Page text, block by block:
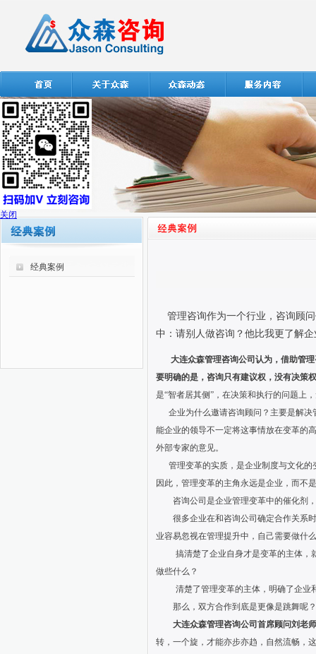
经典案例
管理咨询作为一个行业，咨询顾
中：请别人做咨询？他比我更了解
大连众森管理咨询公司认为，借助管
要明确的是，咨询只有建议权，没有决策
是“智者居其侧”，在决策和执行的问题上
企业为什么邀请咨询顾问？主要是解决
能企业的领导不一定将这事情放在变革的
外部专家的意见。
管理变革的实质，是企业制度与文化的
因此，管理变革的主角永远是企业，而不
咨询公司是企业管理变革中的催化剂，
很多企业在和咨询公司确定合作关系时
业容易忽视在管理提升中，自己需要做什
搞清楚了企业自身才是变革的主体，
做些什么？
清楚了管理变革的主体，明确了企业
那么，双方合作到底是更像是跳舞呢？
大连众森管理咨询公司首席顾问刘老
转，一个旋，才能亦步亦趋，自然流畅，
关闭